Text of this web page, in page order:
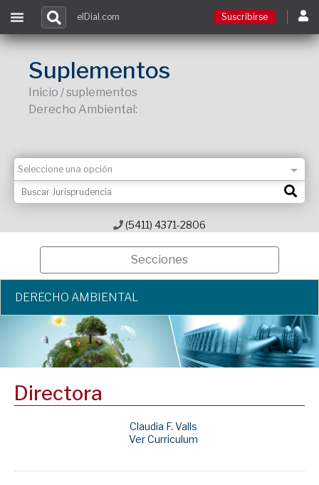
elDial.com Suscribirse
Suplementos
Inicio / suplementos
Derecho Ambiental:
(5411) 4371-2806
Secciones
DERECHO AMBIENTAL
Directora
Claudia F. Valls
Ver Curriculum